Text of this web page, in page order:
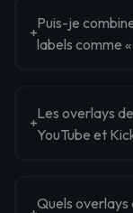
Puis-je
labels comme
Les overlays
YouTube et
Quels overlays